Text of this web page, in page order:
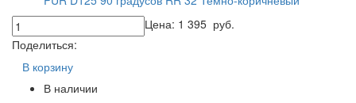
Цена: 1 395 руб.
Поделиться:
В корзину
В наличии